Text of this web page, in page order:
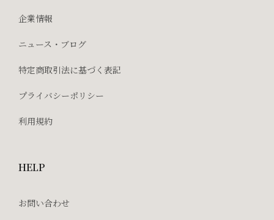
企業情報
ニュース・ブログ
特定商取引法に基づく表記
プライバシーポリシー
利用規約
HELP
お問い合わせ